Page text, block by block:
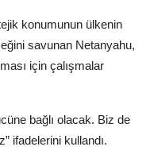
konumunun ülkenin
savunan Netanyahu,
için çalışmalar
bağlı olacak. Biz de
ifadelerini kullandı.